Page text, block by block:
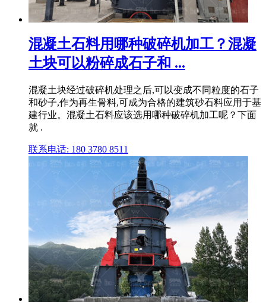
混凝土石料用哪种破碎机加工？混凝
土块可以粉碎成石子和 ...
混凝土块经过破碎机处理之后,可以变成不同粒度的石子
和砂子,作为再生骨料,可成为合格的建筑砂石料应用于基
建行业。混凝土石料应该选用哪种破碎机加工呢？下面
就 .
联系电话: 180 3780 8511